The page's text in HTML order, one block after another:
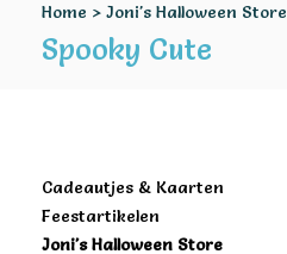
Home > Joni's Halloween Store
Spooky Cute
Cadeautjes & Kaarten
Feestartikelen
Joni's Halloween Store